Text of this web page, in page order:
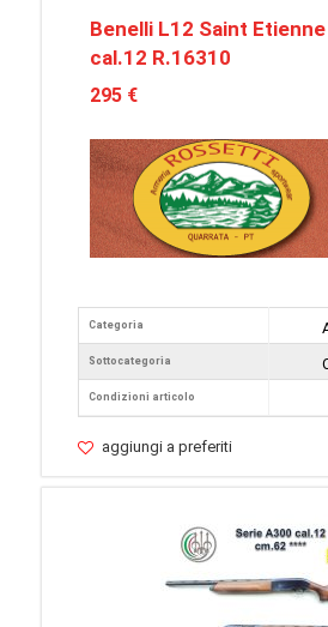
Benelli L12 Saint
cal.12 R.16310
295 €
Categoria
Sottocategoria
Condizioni articolo
aggiungi a preferiti